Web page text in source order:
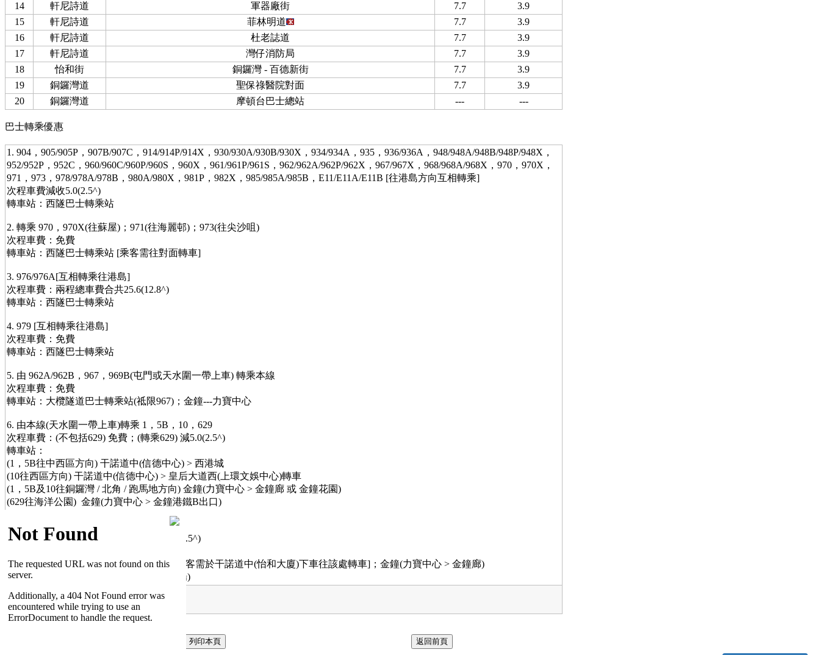
14
軒尼詩道 軍器廠街 7.7
3.9
15
軒尼詩道 菲林明道 7.7
3.9
16
軒尼詩道 杜老誌道 7.7
3.9
17
軒尼詩道 灣仔消防局 7.7
3.9
18
怡和街 銅鑼灣 - 百德新街 7.7
3.9
19
銅鑼灣道 聖保祿醫院對面 7.7
3.9
20
銅鑼灣道 摩頓台巴士總站 --- ---
巴士轉乘優惠
1. 904，905/905P，907B/907C，914/914P/914X，930/930A/930B/930X，934/934A，935，936/936A，948/948A/948B/948P/948X，
952/952P，952C，960/960C/960P/960S，960X，961/961P/961S，962/962A/962P/962X，967/967X，968/968A/968X，970，970X，
971，973，978/978A/978B，980A/980X，981P，982X，985/985A/985B，E11/E11A/E11B [往港島方向互相轉乘]
次程車費減收5.0(2.5^)
轉車站：西隧巴士轉乘站
2. 轉乘 970，970X(往蘇屋)；971(往海麗邨)；973(往尖沙咀)
次程車費：免費
轉車站：西隧巴士轉乘站 [乘客需往對面轉車]
3. 976/976A[互相轉乘往港島]
次程車費：兩程總車費合共25.6(12.8^)
轉車站：西隧巴士轉乘站
4. 979 [互相轉乘往港島]
次程車費：免費
轉車站：西隧巴士轉乘站
5. 由 962A/962B，967，969B(屯門或天水圍一帶上車) 轉乘本線
次程車費：免費
轉車站：大欖隧道巴士轉乘站(祗限967)；金鐘---力寶中心
6. 由本線(天水圍一帶上車)轉乘 1，5B，10，629
次程車費：(不包括629) 免費；(轉乘629) 減5.0(2.5^)
轉車站：
(1，5B往中西區方向) 干諾道中(信德中心) > 西港城
(10往西區方向) 干諾道中(信德中心) > 皇后大道西(上環文娛中心)轉車
(1，5B及10往銅鑼灣 / 北角 / 跑馬地方向) 金鐘(力寶中心 > 金鐘廊 或 金鐘花園)
(629往海洋公園) 金鐘(力寶中心 > 金鐘港鐵B出口)
7. 由本線(天水圍一帶上車)轉乘 5X
次程車費：免費 (轉乘5X往西區需付1.1 / 0.5^)
(5X往銅鑼灣方向) 干諾道中(砵甸乍街) [乘客需於干諾道中(怡和大廈)下車往該處轉車]；金鐘(力寶中心 > 金鐘廊)
(5X往西區方向) 金鐘(力寶中心 > 太古廣場)
^ 小童及長者車費
按此瀏覽以上轉乘優惠時限及安排詳情